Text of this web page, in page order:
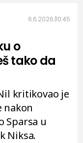
6.6.2026. 10:45
o
tako da
kritikovao je
nakon
Sparsa u
Niksa.